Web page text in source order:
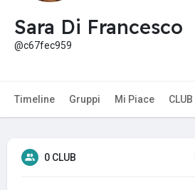
Sara Di Francesco
@c67fec959
Timeline Gruppi Mi Piace CLUB
0 CLUB